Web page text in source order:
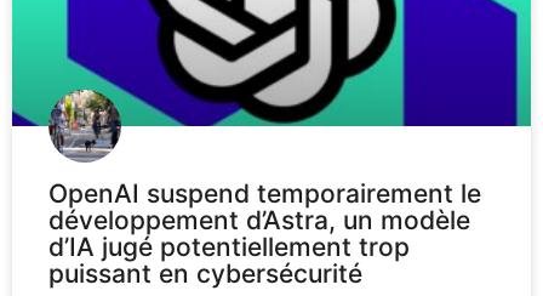
OpenAI suspend temporairement le
développement d’Astra, un modèle
d’IA jugé potentiellement trop
puissant en cybersécurité